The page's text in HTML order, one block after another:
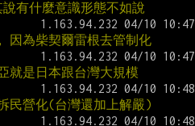
說有什麼意識形態不如說
為柴契爾雷根去管制化
就是日本跟台灣大規模
民營化(台灣還加上解嚴)